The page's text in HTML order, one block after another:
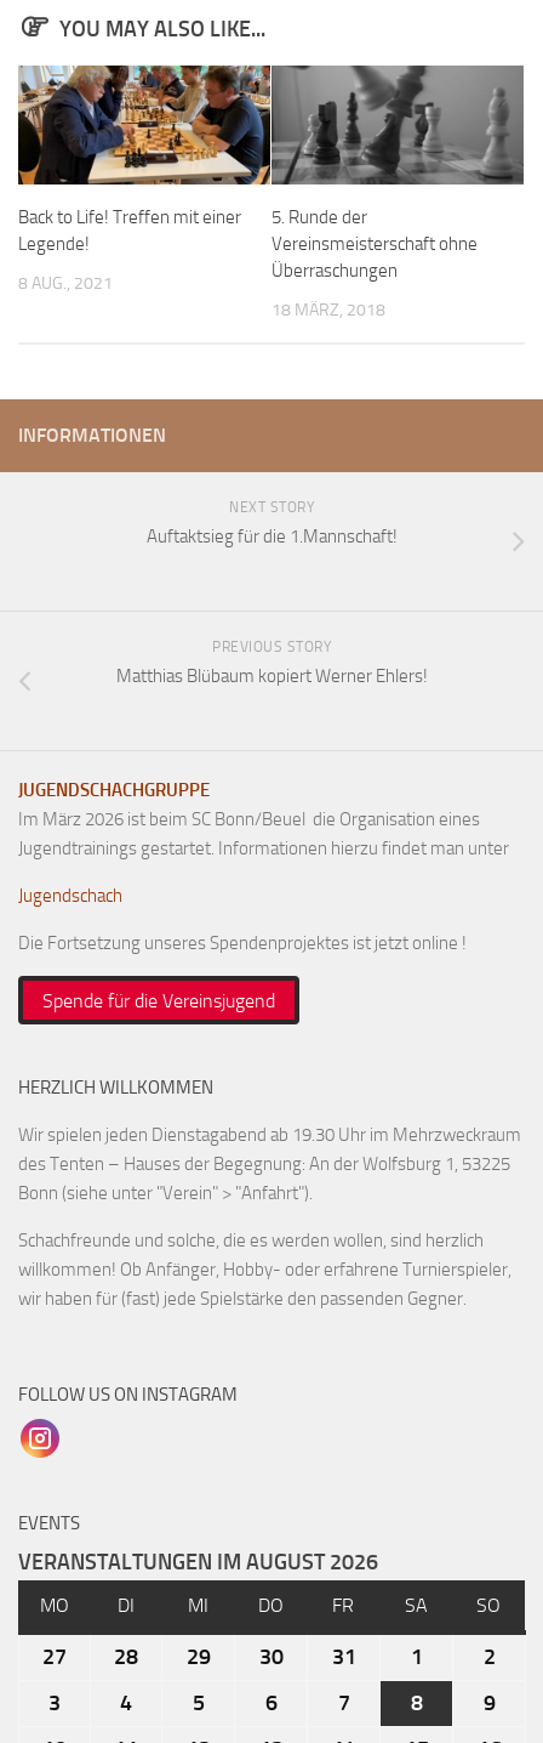
Verein
Anfahrt
Vorstand
Mitglieder
Ausschreibungen
YOU MAY ALSO LIKE...
Back to Life! Treffen mit einer
Legende!
8 AUG., 2021
5. Runde der
Vereinsmeisterschaft ohne
Überraschungen
18 MÄRZ, 2018
INFORMATIONEN
NEXT STORY
Auftaktsieg für die 1.Mannschaft!
PREVIOUS STORY
Matthias Blübaum kopiert Werner Ehlers!
JUGENDSCHACHGRUPPE
Im März 2026 ist beim SC Bonn/Beuel die Organisation eines
Jugendtrainings gestartet. Informationen hierzu findet man unter
Jugendschach
Die Fortsetzung unseres Spendenprojektes ist jetzt online !
Spende für die Vereinsjugend
HERZLICH WILLKOMMEN
Wir spielen jeden Dienstagabend ab 19.30 Uhr im Mehrzweckraum
des Tenten – Hauses der Begegnung: An der Wolfsburg 1, 53225
Bonn (siehe unter "Verein" > "Anfahrt").
Schachfreunde und solche, die es werden wollen, sind herzlich
willkommen! Ob Anfänger, Hobby- oder erfahrene Turnierspieler,
wir haben für (fast) jede Spielstärke den passenden Gegner.
FOLLOW US ON INSTAGRAM
EVENTS
VERANSTALTUNGEN IM AUGUST 2026
MO DI MI DO FR SA SO
27 28 29 30 31 1
2
3
4 5 6 7 8
9